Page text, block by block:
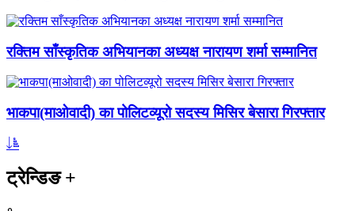
रक्तिम साँस्कृतिक अभियानका अध्यक्ष नारायण शर्मा सम्मानित
भाकपा(माओवादी) का पोलिटव्यूरो सदस्य मिसिर बेसारा गिरफ्तार
ट्रेन्डिङ+